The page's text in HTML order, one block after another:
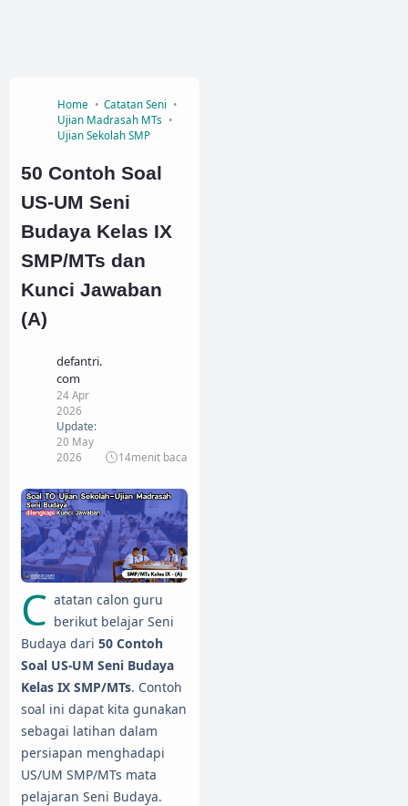
Home
Catatan Seni
Ujian Madrasah MTs
Ujian Sekolah SMP
50 Contoh Soal
US-UM Seni
Budaya Kelas IX
SMP/MTs dan
Kunci Jawaban
(A)
defantri.
com
24 Apr
2026
Update:
20 May
2026
14menit baca
C atatan calon guru
berikut belajar Seni
Budaya dari 50 Contoh
Soal US-UM Seni Budaya
Kelas IX SMP/MTs. Contoh
soal ini dapat kita gunakan
sebagai latihan dalam
persiapan menghadapi
US/UM SMP/MTs mata
pelajaran Seni Budaya.